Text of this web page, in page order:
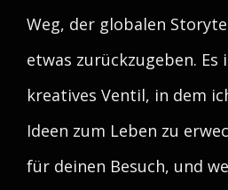
Weg, der globalen
etwas zurückzugeben. Es
kreatives Ventil, in dem
Ideen zum Leben zu
für deinen Besuch, und